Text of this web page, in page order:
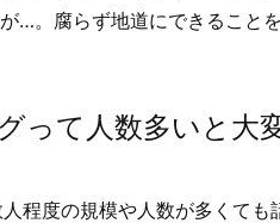
…。腐らず地道にできること
って人数多いと大
程度の規模や人数が多くて